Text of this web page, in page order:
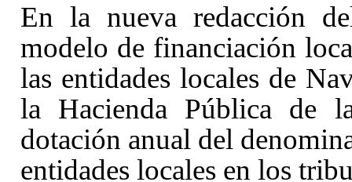
En la nueva redacción
modelo de financiación
las entidades locales de
la Hacienda Pública de
dotación anual del
entidades locales en los